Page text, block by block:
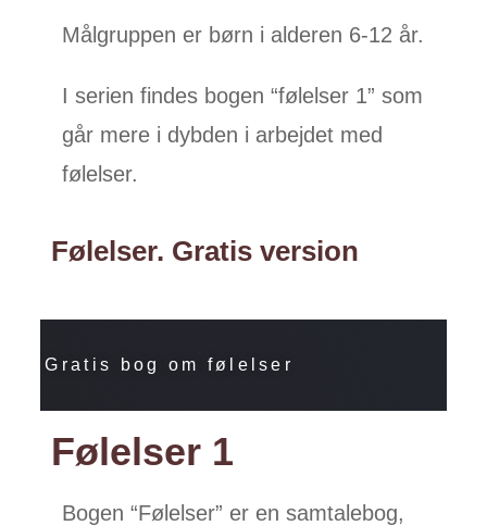
Målgruppen er børn i alderen 6-12 år.
I serien findes bogen “følelser 1” som
går mere i dybden i arbejdet med
følelser.
Følelser. Gratis version
Gratis bog om følelser
Følelser 1
Bogen “Følelser” er en samtalebog,